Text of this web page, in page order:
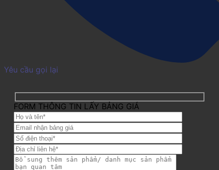
Yêu cầu gọi lại
FORM THÔNG TIN LẤY BẢNG GIÁ